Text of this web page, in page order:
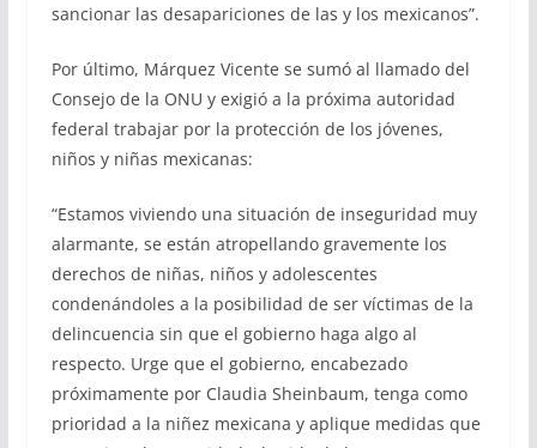
sancionar las desapariciones de las y los mexicanos”.
Por último, Márquez Vicente se sumó al llamado del
Consejo de la ONU y exigió a la próxima autoridad
federal trabajar por la protección de los jóvenes,
niños y niñas mexicanas:
“Estamos viviendo una situación de inseguridad muy
alarmante, se están atropellando gravemente los
derechos de niñas, niños y adolescentes
condenándoles a la posibilidad de ser víctimas de la
delincuencia sin que el gobierno haga algo al
respecto. Urge que el gobierno, encabezado
próximamente por Claudia Sheinbaum, tenga como
prioridad a la niñez mexicana y aplique medidas que